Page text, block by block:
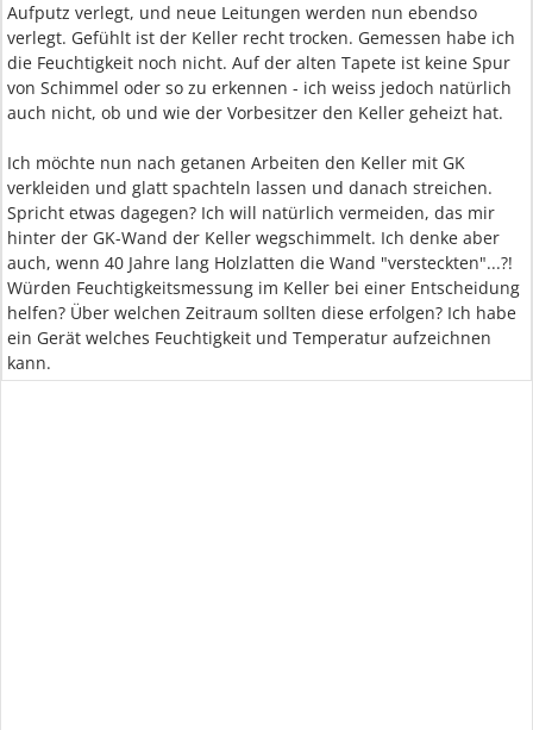
Aufputz verlegt, und neue Leitungen werden nun ebendso
verlegt. Gefühlt ist der Keller recht trocken. Gemessen habe ich
die Feuchtigkeit noch nicht. Auf der alten Tapete ist keine Spur
von Schimmel oder so zu erkennen - ich weiss jedoch natürlich
auch nicht, ob und wie der Vorbesitzer den Keller geheizt hat.
Ich möchte nun nach getanen Arbeiten den Keller mit GK
verkleiden und glatt spachteln lassen und danach streichen.
Spricht etwas dagegen? Ich will natürlich vermeiden, das mir
hinter der GK-Wand der Keller wegschimmelt. Ich denke aber
auch, wenn 40 Jahre lang Holzlatten die Wand "versteckten"...?!
Würden Feuchtigkeitsmessung im Keller bei einer Entscheidung
helfen? Über welchen Zeitraum sollten diese erfolgen? Ich habe
ein Gerät welches Feuchtigkeit und Temperatur aufzeichnen
kann.